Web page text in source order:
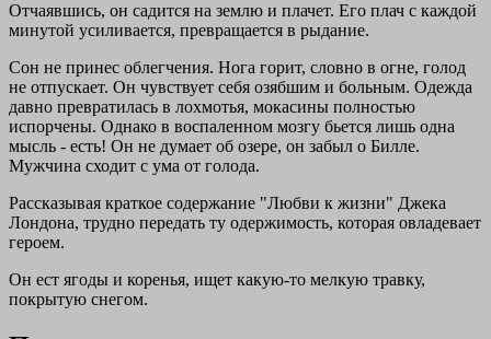
Отчаявшись, он садится на землю и плачет. Его плач с каждой
минутой усиливается, превращается в рыдание.
Сон не принес облегчения. Нога горит, словно в огне, голод
не отпускает. Он чувствует себя озябшим и больным. Одежда
давно превратилась в лохмотья, мокасины полностью
испорчены. Однако в воспаленном мозгу бьется лишь одна
мысль - есть! Он не думает об озере, он забыл о Билле.
Мужчина сходит с ума от голода.
Рассказывая краткое содержание "Любви к жизни" Джека
Лондона, трудно передать ту одержимость, которая овладевает
героем.
Он ест ягоды и коренья, ищет какую-то мелкую травку,
покрытую снегом.